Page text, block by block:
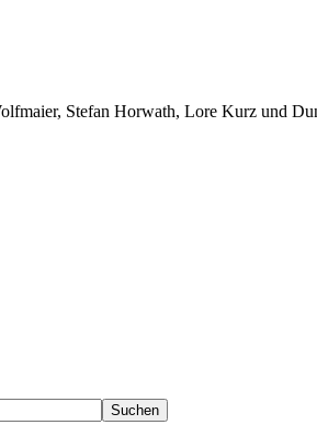
Stefan Horwath, Lore Kurz und
Suchen